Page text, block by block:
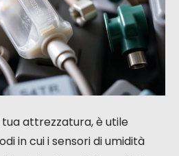
attrezzatura, è utile
in cui i sensori di umidità